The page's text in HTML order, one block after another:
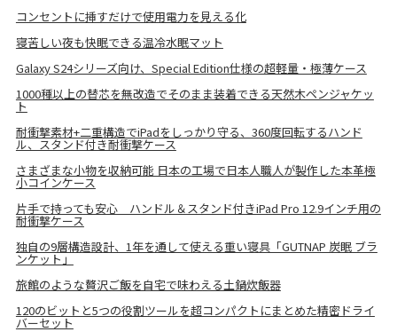
コンセントに挿すだけで使用電力を見える化
寝苦しい夜も快眠できる温冷水眠マット
Galaxy S24シリーズ向け、Special Edition仕様の超軽量・極薄ケース
1000種以上の替芯を無改造でそのまま装着できる天然木ペンジャケッ
ト
耐衝撃素材+二重構造でiPadをしっかり守る、360度回転するハンド
ル、スタンド付き耐衝撃ケース
さまざまな小物を収納可能 日本の工場で日本人職人が製作した本革極
小コインケース
片手で持っても安心 ハンドル＆スタンド付きiPad Pro 12.9インチ用の
耐衝撃ケース
独自の9層構造設計、1年を通して使える重い寝具「GUTNAP 炭眠 ブラ
ンケット」
旅館のような贅沢ご飯を自宅で味わえる土鍋炊飯器
120のビットと5つの役割ツールを超コンパクトにまとめた精密ドライ
バーセット